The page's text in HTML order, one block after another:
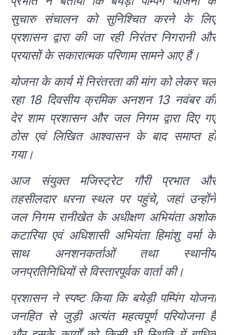
सुचारु संचालन को सुनिश्चित करने के लिए
प्रशासन द्वारा की जा रही निरंतर निगरानी और
प्रयासों के सकारात्मक परिणाम सामने आए हैं।
योजना के कार्य में निरंतरता की मांग को लेकर चल
रहा 18 दिवसीय क्रमिक अनशन 13 नवंबर की
देर शाम प्रशासन और जल निगम द्वारा दिए गए
ठोस एवं लिखित आश्वासन के बाद समाप्त हो
गया।
आज संयुक्त मजिस्ट्रेट गौरी प्रभात और
तहसीलदार धरना स्थल पर पहुंचे, जहां उन्होंने
जल निगम रानीखेत के अधीक्षण अभियंता अशोक
कटारिया एवं अधिशासी अभियंता हिमांशु वर्मा के
साथ अनशनकर्ताओं तथा स्थानीय
जनप्रतिनिधियों से विस्तारपूर्वक वार्ता की।
प्रशासन ने स्पष्ट किया कि बयेड़ी पम्पिंग योजना
जनहित से जुड़ी अत्यंत महत्वपूर्ण परियोजना है